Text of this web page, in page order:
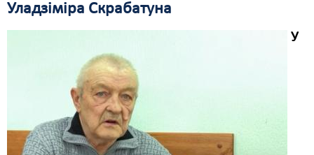
Уладзіміра Скрабатуна
У
Свабода слова
Сьмяротнае пакараньне
Экалёгія
Правы працоўных